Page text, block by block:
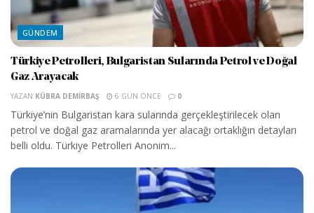
GÜNDEM
Türkiye Petrolleri, Bulgaristan Sularında Petrol ve Doğal
Gaz Arayacak
YAZAN KÜBRA DEMIRBAŞ 6 GÜN ÖNCE 0
Türkiye’nin Bulgaristan kara sularında gerçekleştirilecek olan
petrol ve doğal gaz aramalarında yer alacağı ortaklığın detayları
belli oldu. Türkiye Petrolleri Anonim...